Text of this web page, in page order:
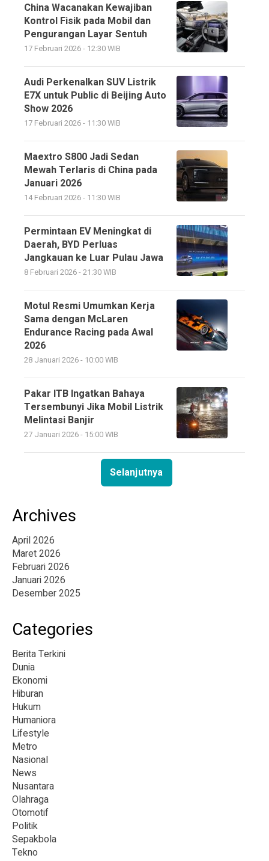
China Wacanakan Kewajiban
Kontrol Fisik pada Mobil dan
Pengurangan Layar Sentuh
17 Februari 2026 - 12:30 WIB
Audi Perkenalkan SUV Listrik
E7X untuk Public di Beijing Auto
Show 2026
17 Februari 2026 - 11:30 WIB
Maextro S800 Jadi Sedan
Mewah Terlaris di China pada
Januari 2026
14 Februari 2026 - 11:30 WIB
Permintaan EV Meningkat di
Daerah, BYD Perluas
Jangkauan ke Luar Pulau Jawa
8 Februari 2026 - 21:30 WIB
Motul Resmi Umumkan Kerja
Sama dengan McLaren
Endurance Racing pada Awal
2026
28 Januari 2026 - 10:00 WIB
Pakar ITB Ingatkan Bahaya
Tersembunyi Jika Mobil Listrik
Melintasi Banjir
27 Januari 2026 - 15:00 WIB
Selanjutnya
Archives
April 2026
Maret 2026
Februari 2026
Januari 2026
Desember 2025
Categories
Berita Terkini
Dunia
Ekonomi
Hiburan
Hukum
Humaniora
Lifestyle
Metro
Nasional
News
Nusantara
Olahraga
Otomotif
Politik
Sepakbola
Tekno